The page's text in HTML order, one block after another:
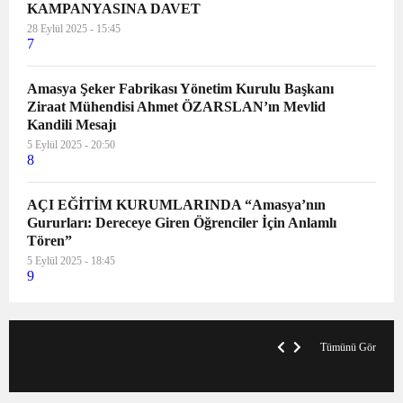
KAMPANYASINA DAVET
28 Eylül 2025 - 15:45
7
Amasya Şeker Fabrikası Yönetim Kurulu Başkanı
Ziraat Mühendisi Ahmet ÖZARSLAN’ın Mevlid
Kandili Mesajı
5 Eylül 2025 - 20:50
8
AÇI EĞİTİM KURUMLARINDA “Amasya’nın
Gururları: Dereceye Giren Öğrenciler İçin Anlamlı
Tören”
5 Eylül 2025 - 18:45
9
Tümünü Gör